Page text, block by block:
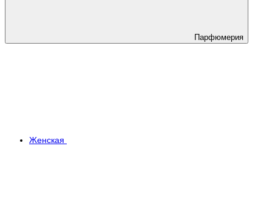
Парфюмерия
Женская